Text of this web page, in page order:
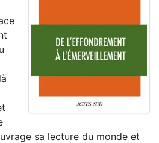
sa lecture du monde et